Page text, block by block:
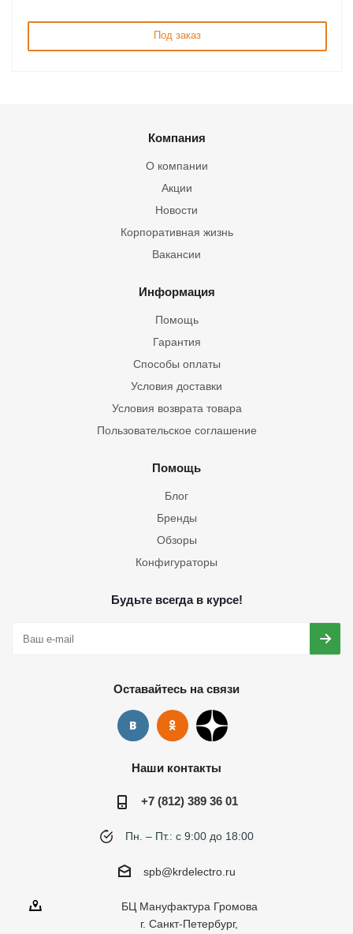
Под заказ
Компания
О компании
Акции
Новости
Корпоративная жизнь
Вакансии
Информация
Помощь
Гарантия
Способы оплаты
Условия доставки
Условия возврата товара
Пользовательское соглашение
Помощь
Блог
Бренды
Обзоры
Конфигураторы
Будьте всегда в курсе!
Оставайтесь на связи
Наши контакты
+7 (812) 389 36 01
Пн. – Пт.: с 9:00 до 18:00
spb@krdelectro.ru
БЦ Мануфактура Громова
г. Санкт-Петербург,